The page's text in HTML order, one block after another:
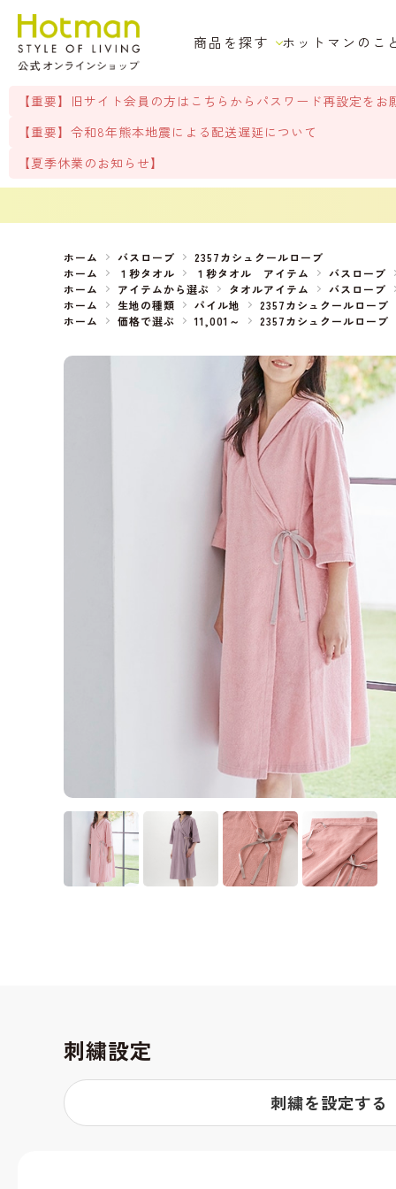
商品を探す ホットマンのこ
【重要】旧サイト会員の方はこちらからパスワード再設定をお
【重要】令和8年熊本地震による配送遅延について
【夏季休業のお知らせ】
ホーム バスローブ
2357カシュクールローブ
ホーム
１秒タオル １秒タオル アイテム バスローブ
ホーム
アイテムから選ぶ タオルアイテム バスローブ
ホーム
生地の種類 パイル地
2357カシュクールローブ
ホーム
価格で選ぶ 11,001～ 2357カシュクールローブ
刺繍設定
刺繍を設定する